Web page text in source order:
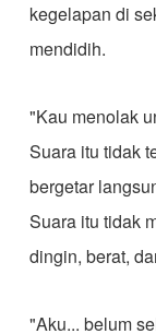
kegelapan di
mendidih.
​"Kau menolak
Suara itu tidak
bergetar
Suara itu tidak
dingin, berat,
​"Aku... belum